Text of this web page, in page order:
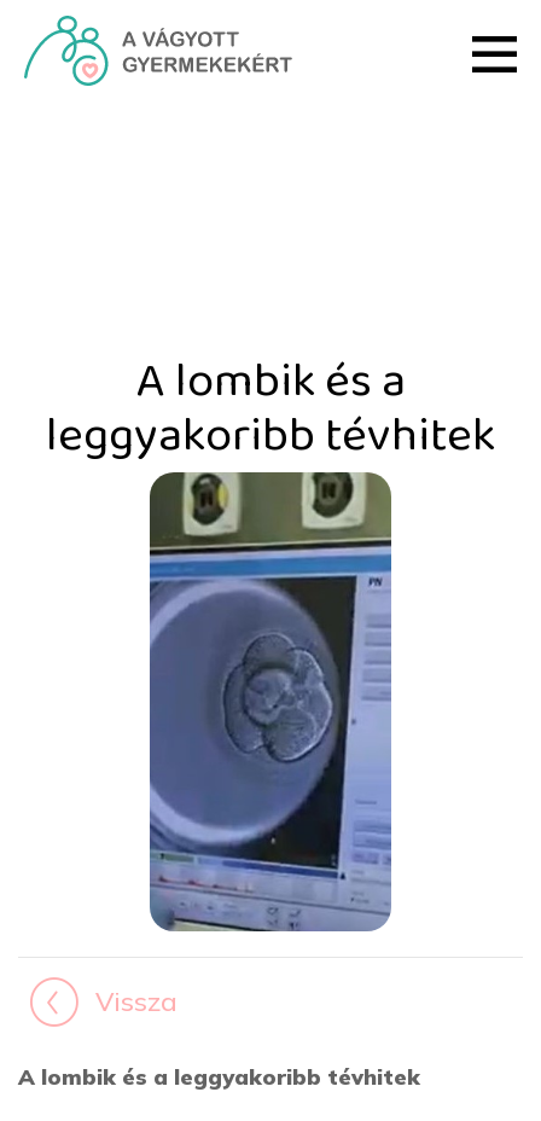
Ugrás a fő tartalomhoz
A lombik és a
leggyakoribb tévhitek
Vissza
A lombik és a leggyakoribb tévhitek